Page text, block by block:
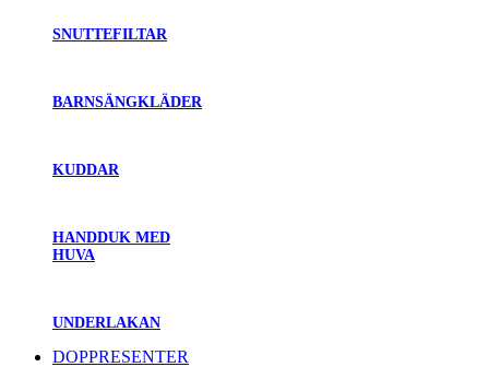
SNUTTEFILTAR
BARNSÄNGKLÄDER
KUDDAR
HANDDUK MED
HUVA
UNDERLAKAN
DOPPRESENTER